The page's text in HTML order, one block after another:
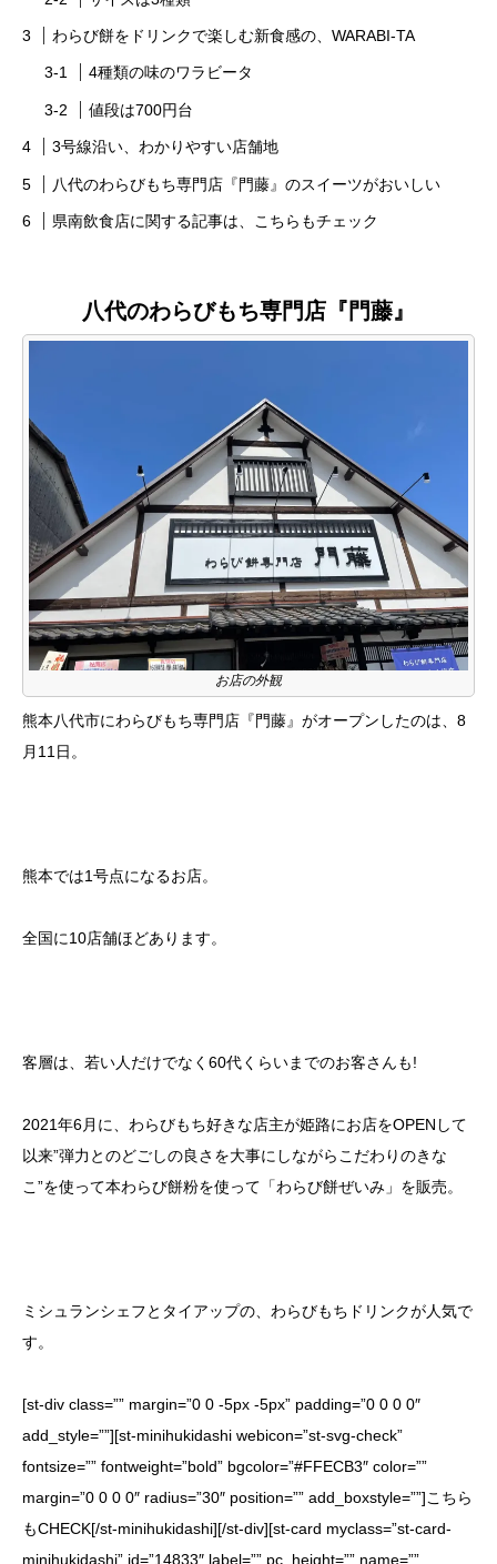
わらび餅をドリンクで楽しむ新食感の、WARABI-TA
4種類の味のワラビータ
値段は700円台
3号線沿い、わかりやすい店舗地
八代のわらびもち専門店『門藤』のスイーツがおいしい
県南飲食店に関する記事は、こちらもチェック
八代のわらびもち専門店『門藤』
お店の外観
熊本八代市にわらびもち専門店『門藤』がオープンしたのは、8
月11日。
熊本では1号点になるお店。
全国に10店舗ほどあります。
客層は、若い人だけでなく60代くらいまでのお客さんも!
2021年6月に、わらびもち好きな店主が姫路にお店をOPENして
以来”弾力とのどごしの良さを大事にしながらこだわりのきな
こ”を使って本わらび餅粉を使って「わらび餅ぜいみ」を販売。
ミシュランシェフとタイアップの、わらびもちドリンクが人気で
す。
[st-div class=”” margin=”0 0 -5px -5px” padding=”0 0 0 0″
add_style=””][st-minihukidashi webicon=”st-svg-check”
fontsize=”” fontweight=”bold” bgcolor=”#FFECB3″ color=””
margin=”0 0 0 0″ radius=”30″ position=”” add_boxstyle=””]こちら
もCHECK[/st-minihukidashi][/st-div][st-card myclass=”st-card-
minihukidashi” id=”14833″ label=”” pc_height=”” name=””